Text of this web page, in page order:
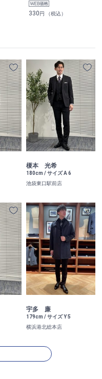
330円 （税込）
榎本 光希
180cm / サイズ A 6
池袋東口駅前店
宇多 廉
179cm / サイズ Y 5
横浜港北総本店